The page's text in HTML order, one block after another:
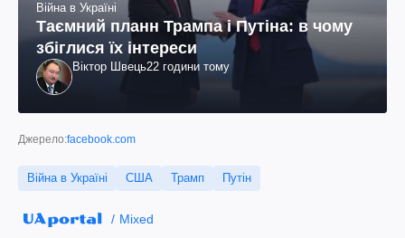
Війна в Україні
Таємний планн Трампа і Путіна: в чому
збіглися їх інтереси
Віктор Швець22 години тому
Джерело:facebook.com
Війна в Україні США Трамп Путін
Mixed